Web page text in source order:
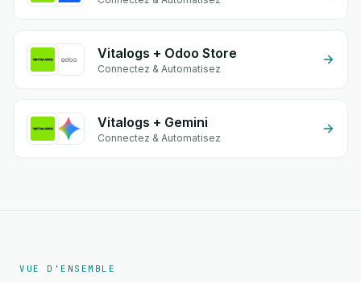
Vitalogs + Odoo Store
Connectez & Automatisez
Vitalogs + Gemini
Connectez & Automatisez
VUE D'ENSEMBLE